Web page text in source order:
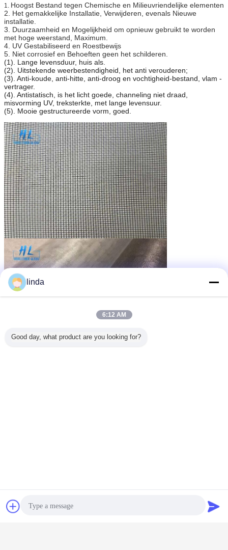
1. Hoogst Bestand tegen Chemische en Milieuvriendelijke elementen
2. Het gemakkelijke Installatie, Verwijderen, evenals Nieuwe
installatie.
3. Duurzaamheid en Mogelijkheid om opnieuw gebruikt te worden
met hoge weerstand, Maximum.
4. UV Gestabiliseerd en Roestbewijs
5. Niet corrosief en Behoeften geen het schilderen.
(1). Lange levensduur, huis als.
(2). Uitstekende weerbestendigheid, het anti verouderen;
(3). Anti-koude, anti-hitte, anti-droog en vochtigheid-bestand, vlam -
vertrager.
(4). Antistatisch, is het licht goede, channeling niet draad,
misvorming UV, treksterkte, met lange levensuur.
(5). Mooie gestructureerde vorm, goed.
Chat
linda
6:12 AM
Good day, what product are you looking for?